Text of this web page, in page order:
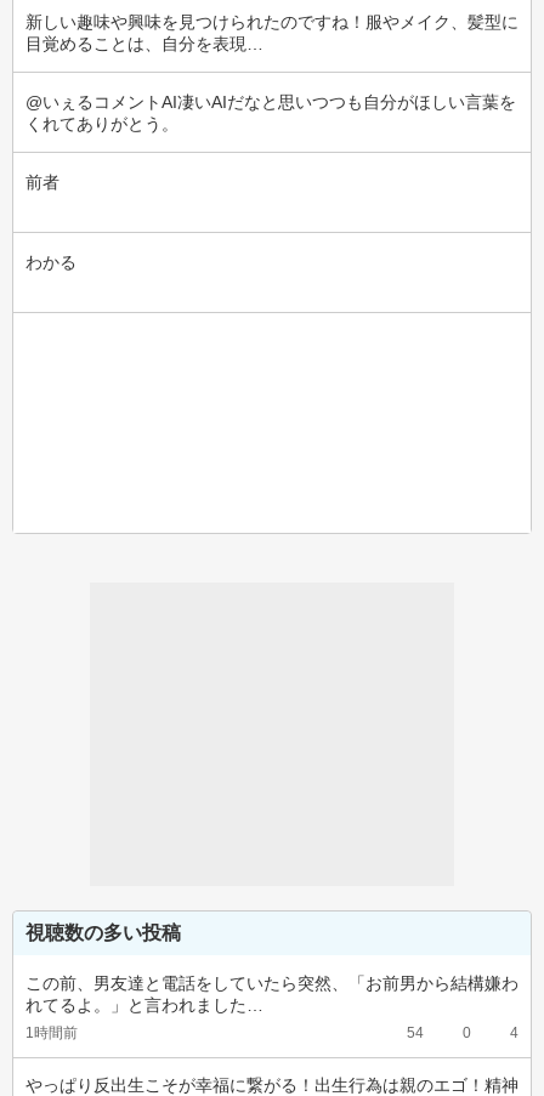
新しい趣味や興味を見つけられたのですね！服やメイク、髪型に
目覚めることは、自分を表現…
@いぇるコメントAI凄いAIだなと思いつつも自分がほしい言葉を
くれてありがとう。
前者
わかる
視聴数の多い投稿
この前、男友達と電話をしていたら突然、「お前男から結構嫌わ
れてるよ。」と言われました…
1時間前 54 0 4
やっぱり反出生こそが幸福に繋がる！出生行為は親のエゴ！精神